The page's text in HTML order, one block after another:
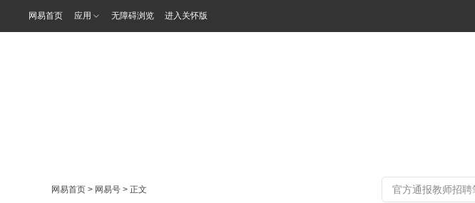
网易首页 应用 无障碍浏览 进入关怀版
网易首页 > 网易号 > 正文